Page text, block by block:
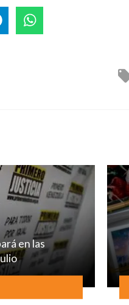
en las